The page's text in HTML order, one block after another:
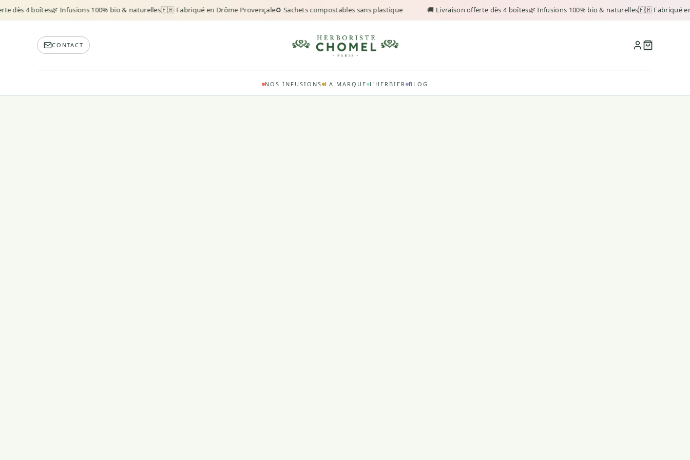
dès 4 boîtes🌿 Infusions 100% bio & naturelles🇫🇷 Fabriqué en Drôme Provençale♻️ Sachets compostables sans plastique 🚚 Livraison offerte dès 4 boîtes🌿 Infusions 100% bio & naturelles🇫🇷 Fabriqué en
CONTACT
NOS INFUSIONS LA MARQUE L'HERBIER BLOG